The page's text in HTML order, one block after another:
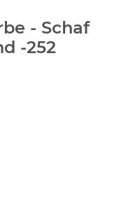
- Schaf
-252